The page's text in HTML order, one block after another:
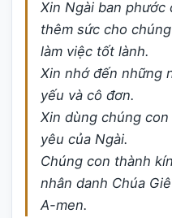
Xin Ngài ban phước
thêm sức cho
làm việc tốt lành.
Xin nhớ đến những
yếu và cô đơn.
Xin dùng chúng
yêu của Ngài.
Chúng con thành
nhân danh Chúa
A-men.